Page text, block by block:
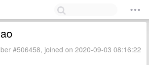
#506458, joined on 2020-09-03 08:16:22